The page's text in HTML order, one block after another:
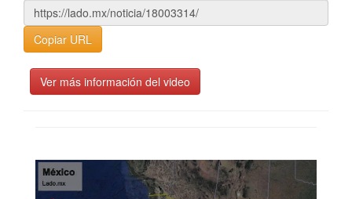
Copiar URL
Ver más información del video